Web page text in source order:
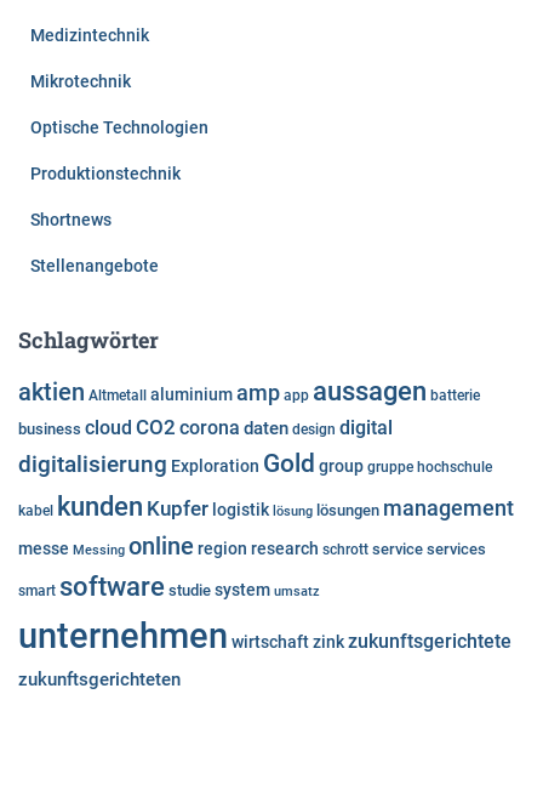
Medizintechnik
Mikrotechnik
Optische Technologien
Produktionstechnik
Shortnews
Stellenangebote
Schlagwörter
aktien Altmetall aluminiumamp app aussagen batterie
business cloud CO2 corona daten design digital
digitalisierung Exploration Gold group gruppe hochschule
kabel kunden Kupfer logistik lösung lösungen management
messe Messing online region research schrott service services
smart software studie system umsatz
unternehmen wirtschaftzinkzukunftsgerichtete
zukunftsgerichteten